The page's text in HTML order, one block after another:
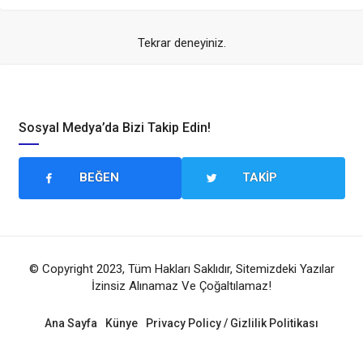
Tekrar deneyiniz.
Sosyal Medya’da Bizi Takip Edin!
BEĞEN TAKIP
© Copyright 2023, Tüm Hakları Saklıdır, Sitemizdeki Yazılar
İzinsiz Alınamaz Ve Çoğaltılamaz!
Ana Sayfa Künye Privacy Policy / Gizlilik Politikası